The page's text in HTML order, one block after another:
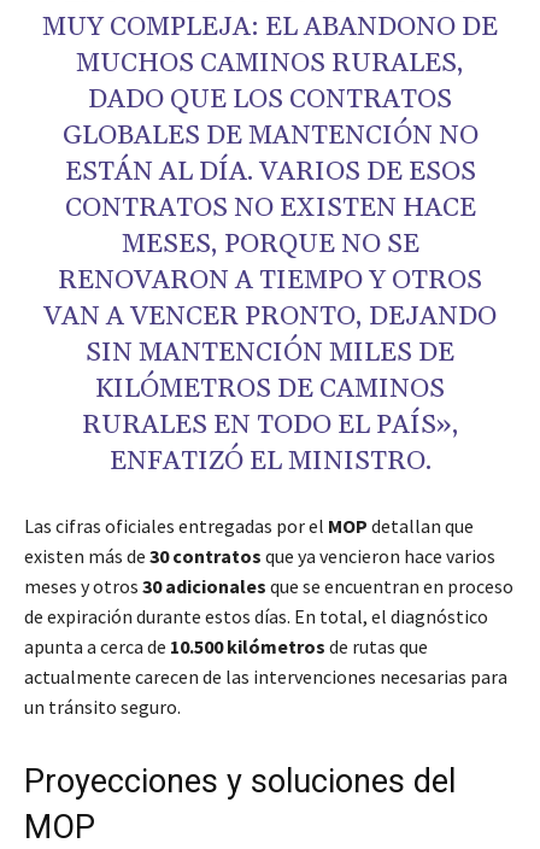
MUY COMPLEJA: EL ABANDONO DE
MUCHOS CAMINOS RURALES,
DADO QUE LOS CONTRATOS
GLOBALES DE MANTENCIÓN NO
ESTÁN AL DÍA. VARIOS DE ESOS
CONTRATOS NO EXISTEN HACE
MESES, PORQUE NO SE
RENOVARON A TIEMPO Y OTROS
VAN A VENCER PRONTO, DEJANDO
SIN MANTENCIÓN MILES DE
KILÓMETROS DE CAMINOS
RURALES EN TODO EL PAÍS»,
ENFATIZÓ EL MINISTRO.
Las cifras oficiales entregadas por el MOP detallan que
existen más de 30 contratos que ya vencieron hace varios
meses y otros 30 adicionales que se encuentran en proceso
de expiración durante estos días. En total, el diagnóstico
apunta a cerca de 10.500 kilómetros de rutas que
actualmente carecen de las intervenciones necesarias para
un tránsito seguro.
Proyecciones y soluciones del
MOP